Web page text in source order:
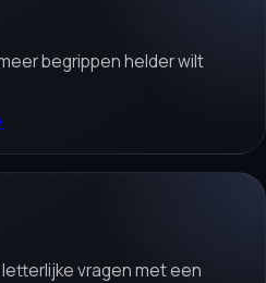
begrippen helder wilt
vragen met een